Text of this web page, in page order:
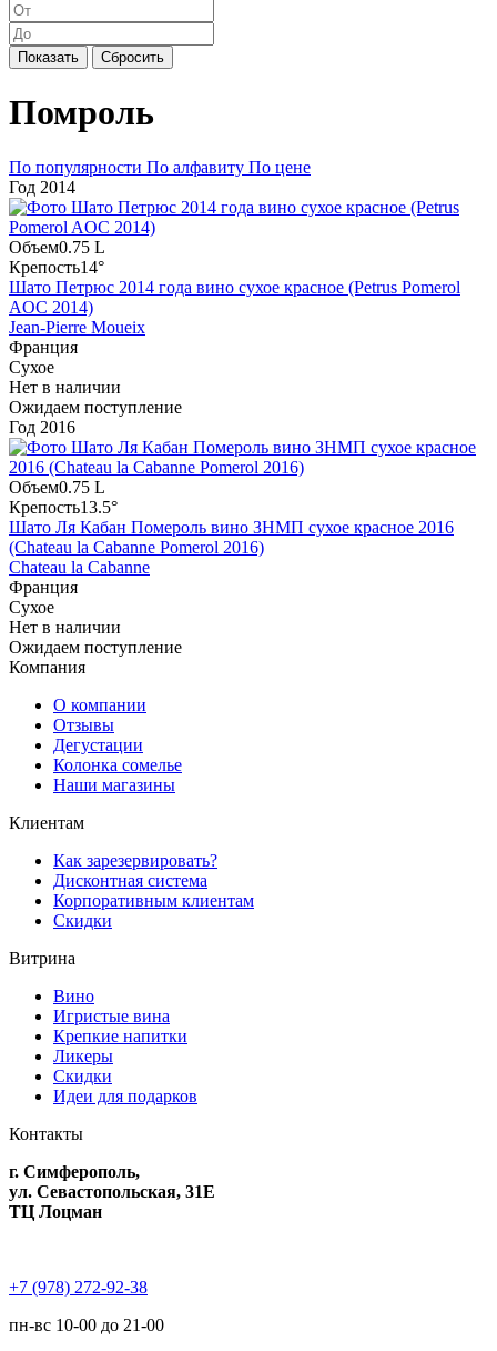
Показать Сбросить
Помроль
По популярности По алфавиту По цене
Год 2014
Объем0.75 L
Крепость14°
Шато Петрюс 2014 года вино сухое красное (Petrus Pomerol
AOC 2014)
Jean-Pierre Moueix
Франция
Сухое
Нет в наличии
Ожидаем поступление
Год 2016
Объем0.75 L
Крепость13.5°
Шато Ля Кабан Помероль вино ЗНМП сухое красное 2016
(Chateau la Cabanne Pomerol 2016)
Chateau la Cabanne
Франция
Сухое
Нет в наличии
Ожидаем поступление
Компания
О компании
Отзывы
Дегустации
Колонка сомелье
Наши магазины
Клиентам
Как зарезервировать?
Дисконтная система
Корпоративным клиентам
Скидки
Витрина
Вино
Игристые вина
Крепкие напитки
Ликеры
Скидки
Идеи для подарков
Контакты
г. Симферополь,
ул. Севастопольская, 31Е
ТЦ Лоцман
+7 (978) 272-92-38
пн-вс 10-00 до 21-00